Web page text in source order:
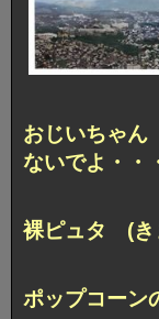
おじいちゃ
ないでよ・
裸ピュタ (き
ポップコー